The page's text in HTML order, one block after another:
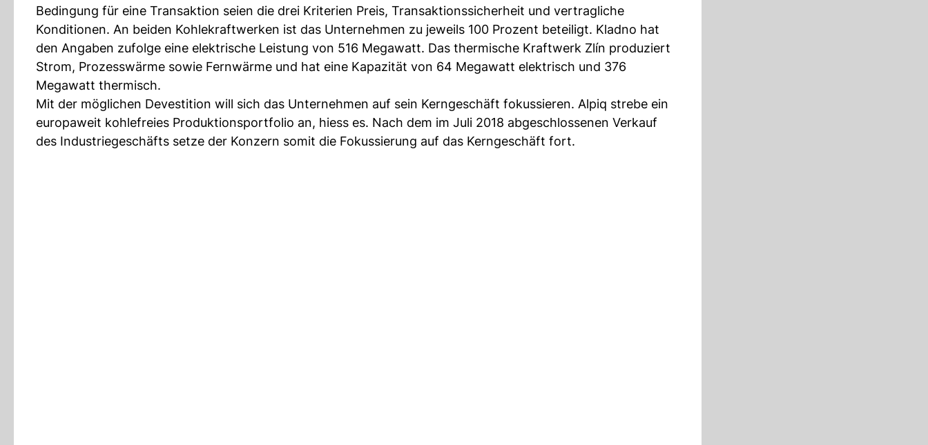
Bedingung für eine Transaktion seien die drei Kriterien Preis, Transaktionssicherheit und vertragliche
Konditionen. An beiden Kohlekraftwerken ist das Unternehmen zu jeweils 100 Prozent beteiligt. Kladno hat
den Angaben zufolge eine elektrische Leistung von 516 Megawatt. Das thermische Kraftwerk Zlín produziert
Strom, Prozesswärme sowie Fernwärme und hat eine Kapazität von 64 Megawatt elektrisch und 376
Megawatt thermisch.
Mit der möglichen Devestition will sich das Unternehmen auf sein Kerngeschäft fokussieren. Alpiq strebe ein
europaweit kohlefreies Produktionsportfolio an, hiess es. Nach dem im Juli 2018 abgeschlossenen Verkauf
des Industriegeschäfts setze der Konzern somit die Fokussierung auf das Kerngeschäft fort.